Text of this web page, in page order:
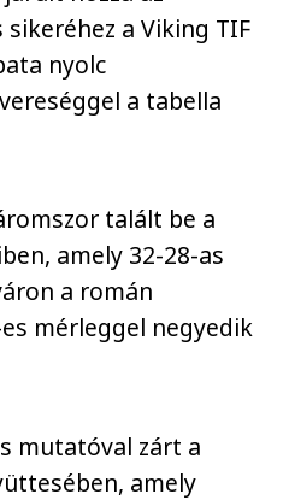
sikeréhez a Viking TIF
nyolc
a tabella
talált be a
amely 32-28-as
a román
mérleggel negyedik
mutatóval zárt a
amely